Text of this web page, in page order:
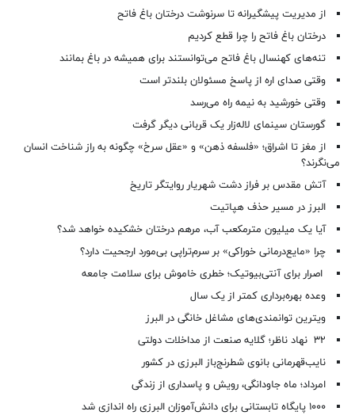
از مدیریت پیشگیرانه تا سرنوشت درختان باغ فاتح
درختان باغ فاتح را چرا قطع کردیم
تنه‌های کهنسال باغ فاتح می‌توانستند برای همیشه در باغ بمانند
وقتی صدای اره از پاسخ مسئولان بلندتر است
وقتی خورشید به نیمه راه می‌رسد
گورستان سینمای لاله‌زار یک قربانی دیگر گرفت
از مغز تا اشراق؛ «فلسفه ذهن» و «عقل سرخ» چگونه به راز شناخت انسان
می‌نگرند؟
آتش مقدس بر فراز دشت شهریار روایتگر تاریخ
البرز در مسیر حذف هپاتیت
آیا یک میلیون مترمکعب آب، مرهم درختان خشکیده خواهد شد؟
چرا «مایع‌درمانی خوراکی» بر سرم‌تراپی بی‌مورد ارجحیت دارد؟
اصرار برای آنتی‌بیوتیک؛ خطری خاموش برای سلامت جامعه
وعده بهره‌برداری کمتر از یک سال
ویترین توانمندی‌های مشاغل خانگی در البرز
۳۲ نهاد ناظر؛ گلایه صنعت از مداخلات دولتی
نایب‌قهرمانی بانوی شطرنج‌باز البرزی در کشور
امرداد؛ ماه جاودانگی، رویش و پاسداری از زندگی
۱۰۰۰ پایگاه تابستانی برای دانش‌آموزان البرزی راه اندازی شد